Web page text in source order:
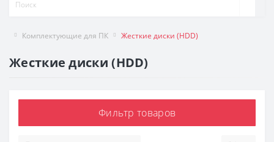
Комплектующие для ПК Жесткие диски (HDD)
Жесткие диски (HDD)
Фильтр товаров